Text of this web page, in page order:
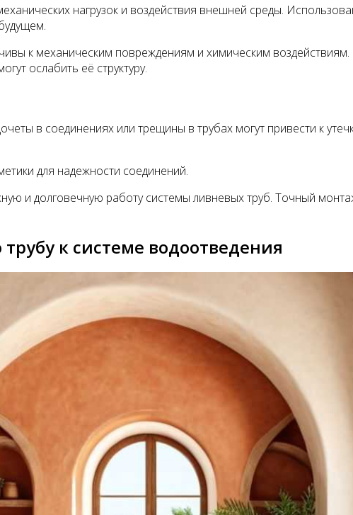
нагрузок и воздействия внешней среды.
к механическим повреждениям и химическим воздействиям.
ослабить её структуру.
в соединениях или трещины в трубах могут привести к
для надежности соединений.
и долговечную работу системы ливневых труб. Точный
к системе водоотведения